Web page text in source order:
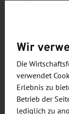
Rohstoffe den
Erreichung
wieder
Das
Wir
Die
verwendet
Erlebnis zu
Betrieb der
lediglich zu